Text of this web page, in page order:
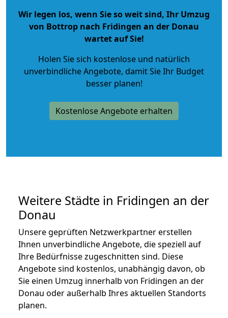
Wir legen los, wenn Sie so weit sind, Ihr Umzug
von Bottrop nach Fridingen an der Donau
wartet auf Sie!
Holen Sie sich kostenlose und natürlich
unverbindliche Angebote, damit Sie Ihr Budget
besser planen!
Kostenlose Angebote erhalten
Weitere Städte in Fridingen an der
Donau
Unsere geprüften Netzwerkpartner erstellen
Ihnen unverbindliche Angebote, die speziell auf
Ihre Bedürfnisse zugeschnitten sind. Diese
Angebote sind kostenlos, unabhängig davon, ob
Sie einen Umzug innerhalb von Fridingen an der
Donau oder außerhalb Ihres aktuellen Standorts
planen.